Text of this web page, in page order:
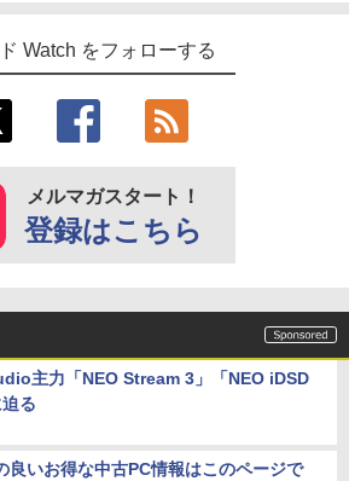
Watch をフォローする
メルマガスタート！
登録はこちら
主力「NEO Stream 3」「NEO iDSD
る
良いお得な中古PC情報はこのページで